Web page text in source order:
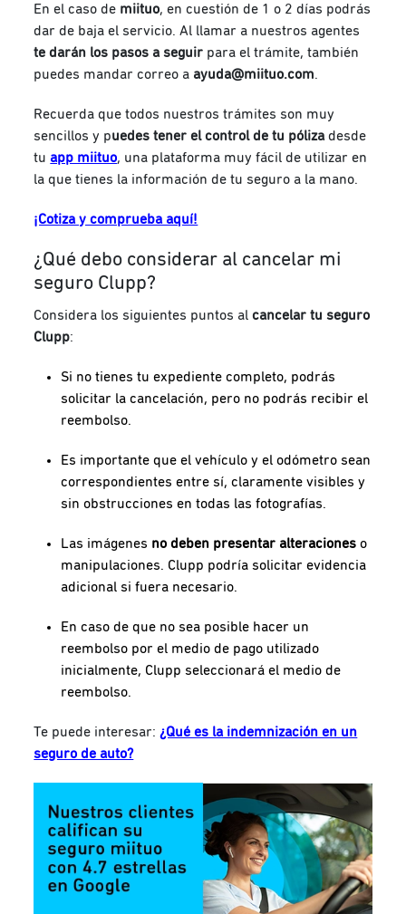
En el caso de miituo, en cuestión de 1 o 2 días podrás
dar de baja el servicio. Al llamar a nuestros agentes
te darán los pasos a seguir para el trámite, también
puedes mandar correo a ayuda@miituo.com.
Recuerda que todos nuestros trámites son muy
sencillos y puedes tener el control de tu póliza desde
tu app miituo, una plataforma muy fácil de utilizar en
la que tienes la información de tu seguro a la mano.
¡Cotiza y comprueba aquí!
¿Qué debo considerar al cancelar mi
seguro Clupp?
Considera los siguientes puntos alcancelar tu seguro
Clupp:
Si no tienes tu expediente completo, podrás
solicitar la cancelación, pero no podrás recibir el
reembolso.
Es importante que el vehículo y el odómetro sean
correspondientes entre sí, claramente visibles y
sin obstrucciones en todas las fotografías.
Las imágenes no deben presentar alteraciones o
manipulaciones. Clupp podría solicitar evidencia
adicional si fuera necesario.
En caso de que no sea posible hacer un
reembolso por el medio de pago utilizado
inicialmente, Clupp seleccionará el medio de
reembolso.
Te puede interesar: ¿Qué es la indemnización en un
seguro de auto?